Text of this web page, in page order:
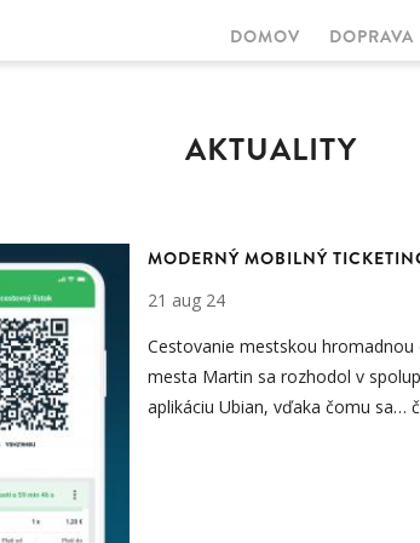
MAIN
NAVIGATION
DOMOV DOPRAVA
AKTUALITY
MODERNÝ MOBILNÝ
21 aug 24
Cestovanie mestskou
mesta Martin sa rozhodol v
aplikáciu Ubian, vďaka čomu sa…